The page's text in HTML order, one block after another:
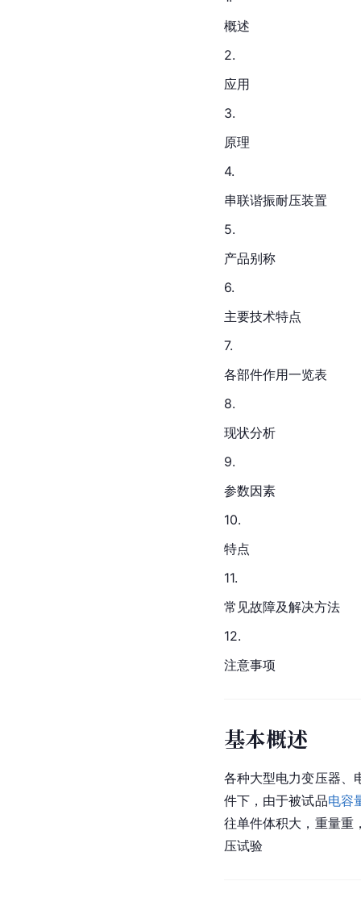
概述
2.
应用
3.
原理
4.
串联谐振耐压装置
5.
产品别称
6.
主要技术特点
7.
各部件作用一览表
8.
现状分析
9.
参数因素
10.
特点
11.
常见故障及解决方法
12.
注意事项
基本概述
各种大型电力变压器、
件下，由于被试品电容
往单件体积大，重量重
压试验